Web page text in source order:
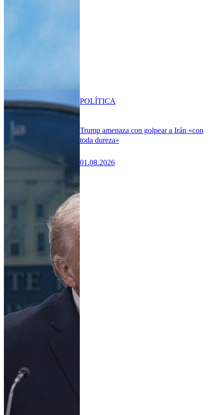
Trump amenaza con golpear a Irán «con
toda dureza»
01.08.2026
POLÍTICA